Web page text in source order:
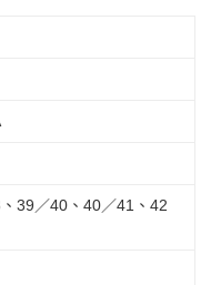
39／40、40／41、42